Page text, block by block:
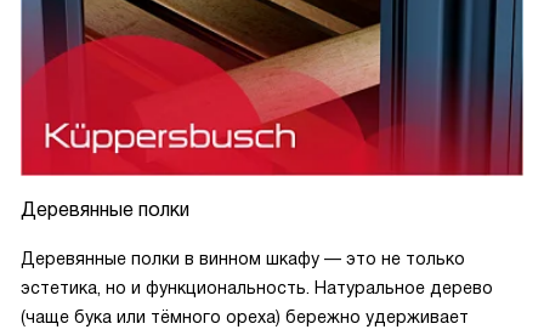
Деревянные полки
Деревянные полки в винном шкафу — это не только
эстетика, но и функциональность. Натуральное дерево
(чаще бука или тёмного ореха) бережно удерживает